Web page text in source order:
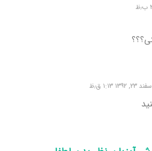
۲۳, ۱۳۹۲ ۱:۱۳ ق٫ظ